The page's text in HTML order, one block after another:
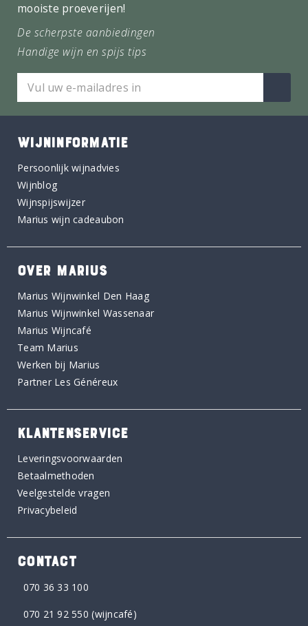
mooiste proeverijen!
De scherpste aanbiedingen
Handige wijn en spijs tips
WIJNINFORMATIE
Persoonlijk wijnadvies
Wijnblog
Wijnspijswijzer
Marius wijn cadeaubon
OVER MARIUS
Marius Wijnwinkel Den Haag
Marius Wijnwinkel Wassenaar
Marius Wijncafé
Team Marius
Werken bij Marius
Partner Les Généreux
KLANTENSERVICE
Leveringsvoorwaarden
Betaalmethoden
Veelgestelde vragen
Privacybeleid
CONTACT
070 36 33 100
070 21 92 550 (wijncafé)